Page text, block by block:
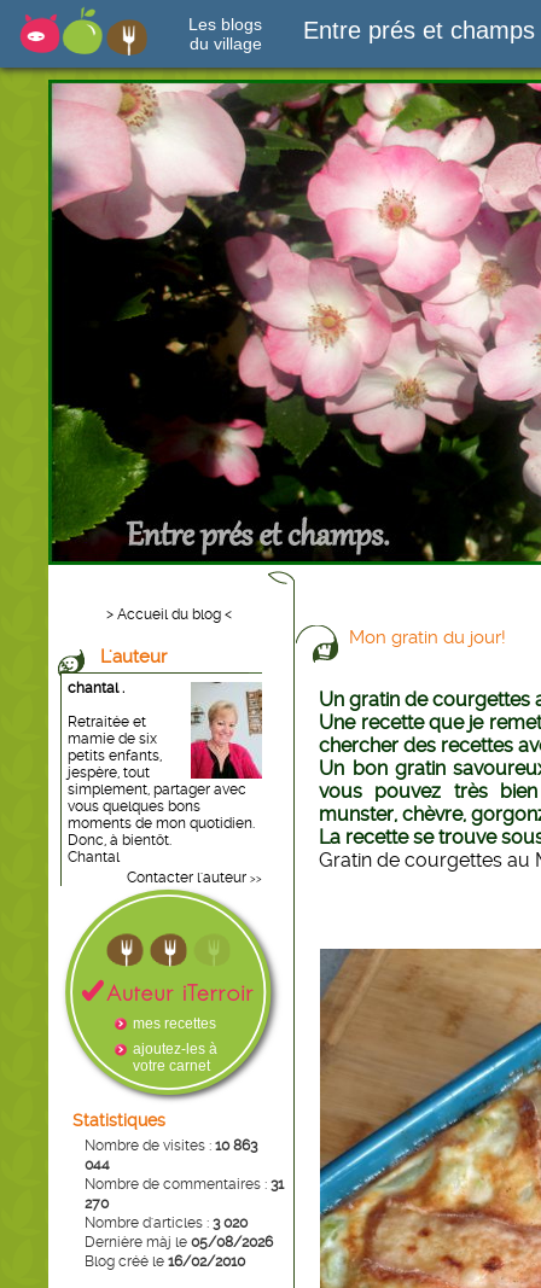
Les blogs
du village
Entre prés et champs
> Accueil du blog <
L'auteur
chantal .
Retraitée et
mamie de six
petits enfants,
jespère, tout
simplement, partager avec
vous quelques bons
moments de mon quotidien.
Donc, à bientôt.
Chantal
Contacter l'auteur >>
mes recettes
ajoutez-les à
votre carnet
Statistiques
Nombre de visites : 10 863
044
Nombre de commentaires : 31
270
Nombre d'articles : 3 020
Dernière màj le 05/08/2026
Blog créé le 16/02/2010
Mon gratin du jour!
Un gratin de courgettes
Une recette que je
chercher des recettes
Un bon gratin
vous pouvez très
munster, chèvre,
La recette se trouve
Gratin de courgettes au